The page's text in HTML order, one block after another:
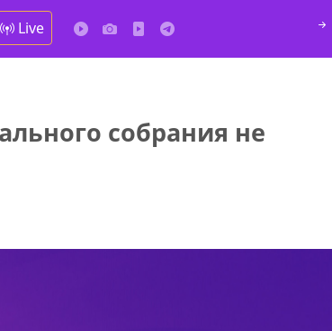
Live
собрания не